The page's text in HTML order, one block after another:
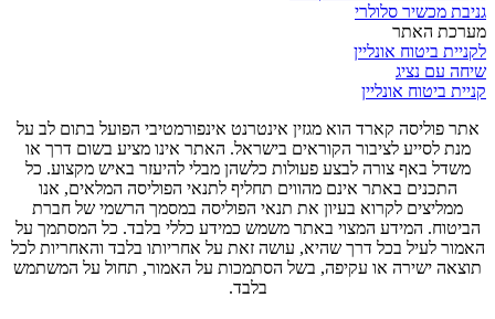
גניבת מכשיר סלולרי
מערכת האתר
לקניית ביטוח אונליין
שיחה עם נציג
קניית ביטוח אונליין
אתר פוליסה קארד הוא מגזין אינטרנט אינפורמטיבי הפועל בתום לב על
מנת לסייע לציבור הקוראים בישראל. האתר אינו מציע בשום דרך או
משדל באף צורה לבצע פעולות כלשהן מבלי להיעזר באיש מקצוע. כל
התכנים באתר אינם מהווים תחליף לתנאי הפוליסה המלאים, אנו
ממליצים לקרוא בעיון את תנאי הפוליסה במסמך הרשמי של חברת
הביטוח. המידע המצוי באתר משמש כמידע כללי בלבד. כל המסתמך על
האמור לעיל בכל דרך שהיא, עושה זאת על אחריותו בלבד והאחריות לכל
תוצאה ישירה או עקיפה, בשל הסתמכות על האמור, תחול על המשתמש
בלבד.